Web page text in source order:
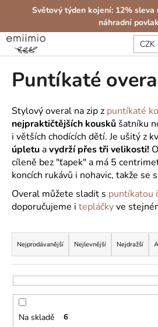
Světový týden kojení: 12%
náhradní
CZK
Puntíkaté
Stylový overal na zip z puntíkaté
nejpraktičtějších kousků šatníku
i větších chodících dětí. Je ušitý z
úpletuavydrží přes tři velikosti!
cíleně bez "ťapek" a má 5
koncích rukávů i nohavic, takže se
Overal můžete sladit s puntíkatou
doporučujeme i tepláčkyve
Ř
a
z
e
n
Nejprodávanější Nejlevnější Nejdražší
Na skladě 6
š
í
o
o
t
ř
e
b
u
j
e
t
e
n
a
j